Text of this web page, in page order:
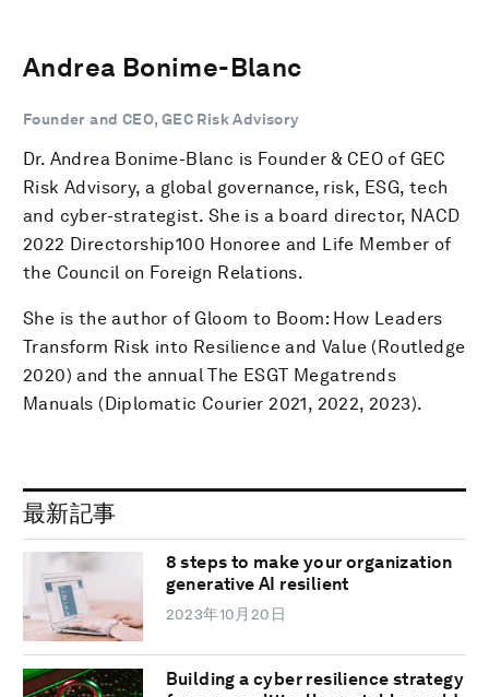
Andrea Bonime-Blanc
Founder and CEO, GEC Risk Advisory
Dr. Andrea Bonime-Blanc is Founder & CEO of GEC
Risk Advisory, a global governance, risk, ESG, tech
and cyber-strategist. She is a board director, NACD
2022 Directorship100 Honoree and Life Member of
the Council on Foreign Relations.
She is the author of Gloom to Boom: How Leaders
Transform Risk into Resilience and Value (Routledge
2020) and the annual The ESGT Megatrends
Manuals (Diplomatic Courier 2021, 2022, 2023).
最新記事
8 steps to make your organization
generative AI resilient
2023年10月20日
Building a cyber resilience strategy